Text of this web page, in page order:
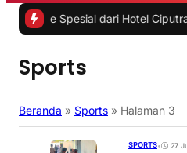
Spesial dari Hotel Ciputra Jakarta|
Sports
Beranda » Sports » Halaman 3
SPORTS• 27